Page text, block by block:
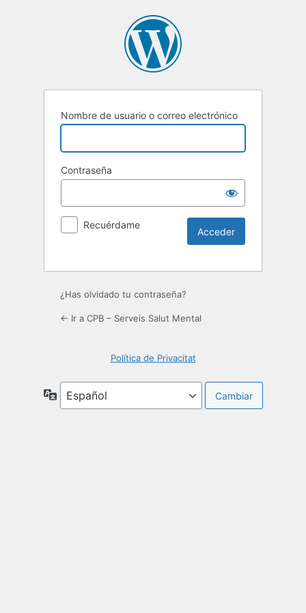
Nombre de usuario o correo electrónico
Contraseña
Recuérdame
¿Has olvidado tu contraseña?
← Ir a CPB – Serveis Salut Mental
Política de Privacitat
Idioma